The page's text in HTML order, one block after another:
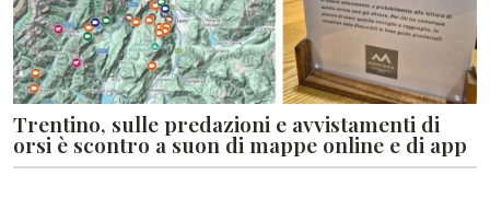
Trentino, sulle predazioni e avvistamenti di
orsi è scontro a suon di mappe online e di app